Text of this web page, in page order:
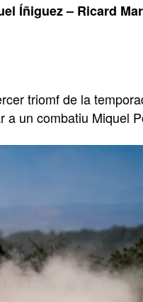
Íñiguez – Ricard
triomf de la
un combatiu Miquel